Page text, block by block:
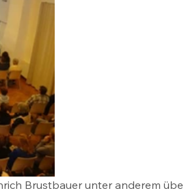
Brustbauer unter anderem